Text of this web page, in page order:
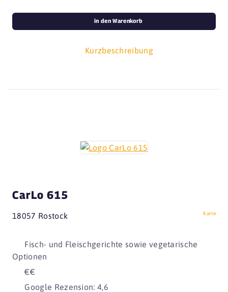
Kurzbeschreibung
in den Warenkorb
CarLo 615
18057 Rostock Karte
Fisch- und Fleischgerichte sowie vegetarische
Optionen
€€
Google Rezension: 4,6